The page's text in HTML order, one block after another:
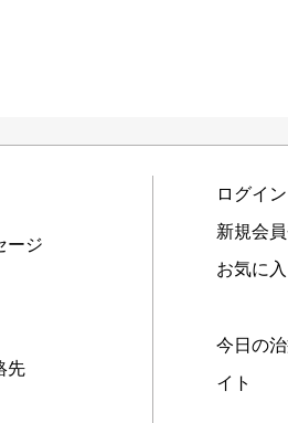
ージ
先
ログイン
新規会
お気に入
今日の
イト